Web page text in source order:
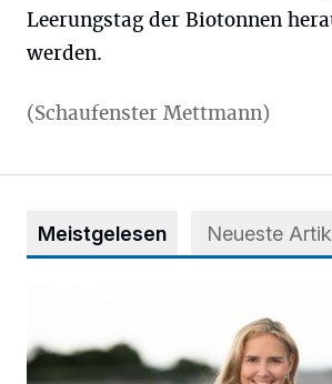
Leerungstag der Biotonnen
werden.
(Schaufenster Mettmann)
Meistgelesen Neueste